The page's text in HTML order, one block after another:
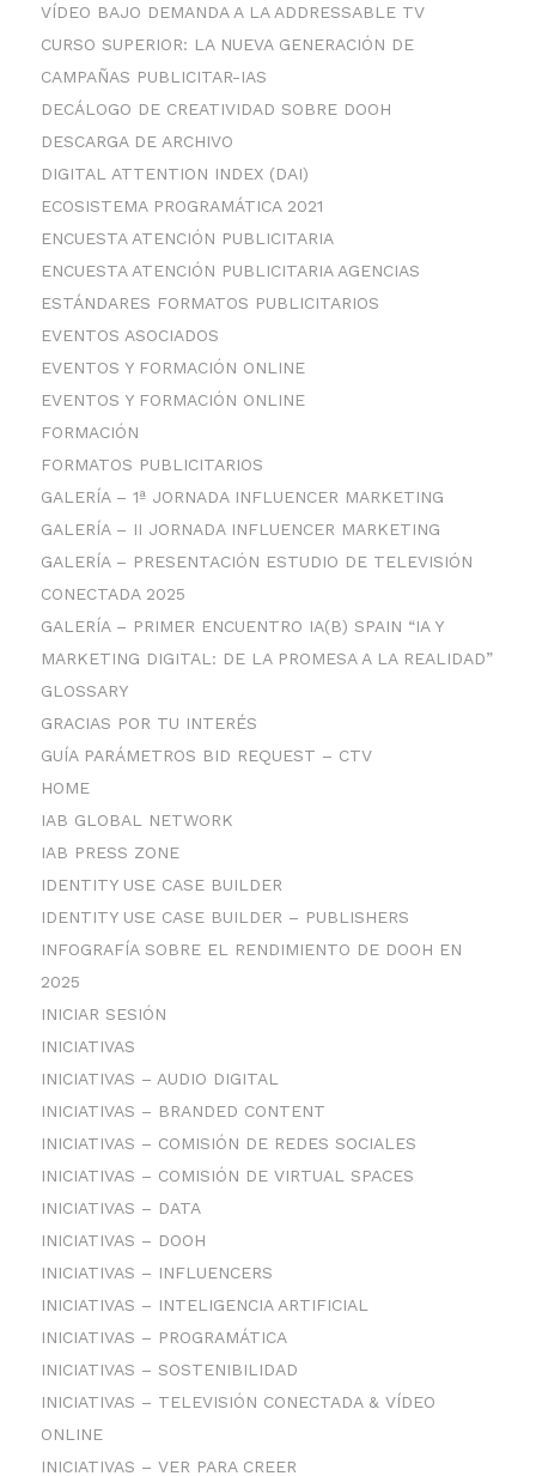
VÍDEO BAJO DEMANDA A LA ADDRESSABLE TV
CURSO SUPERIOR: LA NUEVA GENERACIÓN DE
CAMPAÑAS PUBLICITAR-IAS
DECÁLOGO DE CREATIVIDAD SOBRE DOOH
DESCARGA DE ARCHIVO
DIGITAL ATTENTION INDEX (DAI)
ECOSISTEMA PROGRAMÁTICA 2021
ENCUESTA ATENCIÓN PUBLICITARIA
ENCUESTA ATENCIÓN PUBLICITARIA AGENCIAS
ESTÁNDARES FORMATOS PUBLICITARIOS
EVENTOS ASOCIADOS
EVENTOS Y FORMACIÓN ONLINE
EVENTOS Y FORMACIÓN ONLINE
FORMACIÓN
FORMATOS PUBLICITARIOS
GALERÍA – 1ª JORNADA INFLUENCER MARKETING
GALERÍA – II JORNADA INFLUENCER MARKETING
GALERÍA – PRESENTACIÓN ESTUDIO DE TELEVISIÓN
CONECTADA 2025
GALERÍA – PRIMER ENCUENTRO IA(B) SPAIN “IA Y
MARKETING DIGITAL: DE LA PROMESA A LA REALIDAD”
GLOSSARY
GRACIAS POR TU INTERÉS
GUÍA PARÁMETROS BID REQUEST – CTV
HOME
IAB GLOBAL NETWORK
IAB PRESS ZONE
IDENTITY USE CASE BUILDER
IDENTITY USE CASE BUILDER – PUBLISHERS
INFOGRAFÍA SOBRE EL RENDIMIENTO DE DOOH EN
2025
INICIAR SESIÓN
INICIATIVAS
INICIATIVAS – AUDIO DIGITAL
INICIATIVAS – BRANDED CONTENT
INICIATIVAS – COMISIÓN DE REDES SOCIALES
INICIATIVAS – COMISIÓN DE VIRTUAL SPACES
INICIATIVAS – DATA
INICIATIVAS – DOOH
INICIATIVAS – INFLUENCERS
INICIATIVAS – INTELIGENCIA ARTIFICIAL
INICIATIVAS – PROGRAMÁTICA
INICIATIVAS – SOSTENIBILIDAD
INICIATIVAS – TELEVISIÓN CONECTADA & VÍDEO
ONLINE
INICIATIVAS – VER PARA CREER